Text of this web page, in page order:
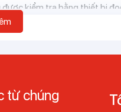
kiểm tra bằng thiết bị
đập hay bị thủy kích.
từ chúng